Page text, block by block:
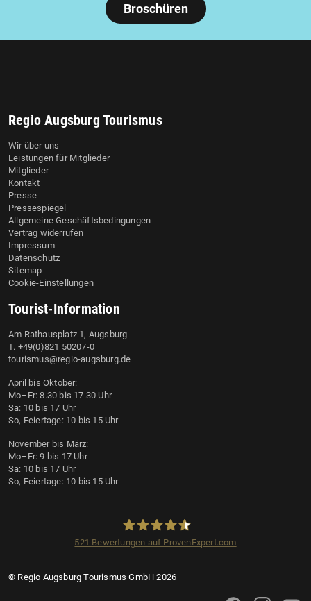
Broschüren
Regio Augsburg Tourismus
Wir über uns
Leistungen für Mitglieder
Mitglieder
Kontakt
Presse
Pressespiegel
Allgemeine Geschäftsbedingungen
Vertrag widerrufen
Impressum
Datenschutz
Sitemap
Cookie-Einstellungen
Tourist-Information
Am Rathausplatz 1, Augsburg
T. +49(0)821 50207-0
tourismus@regio-augsburg.de
April bis Oktober:
Mo–Fr: 8.30 bis 17.30 Uhr
Sa: 10 bis 17 Uhr
So, Feiertage: 10 bis 15 Uhr
November bis März:
Mo–Fr: 9 bis 17 Uhr
Sa: 10 bis 17 Uhr
So, Feiertage: 10 bis 15 Uhr
521 Bewertungen auf ProvenExpert.com
© Regio Augsburg Tourismus GmbH 2026